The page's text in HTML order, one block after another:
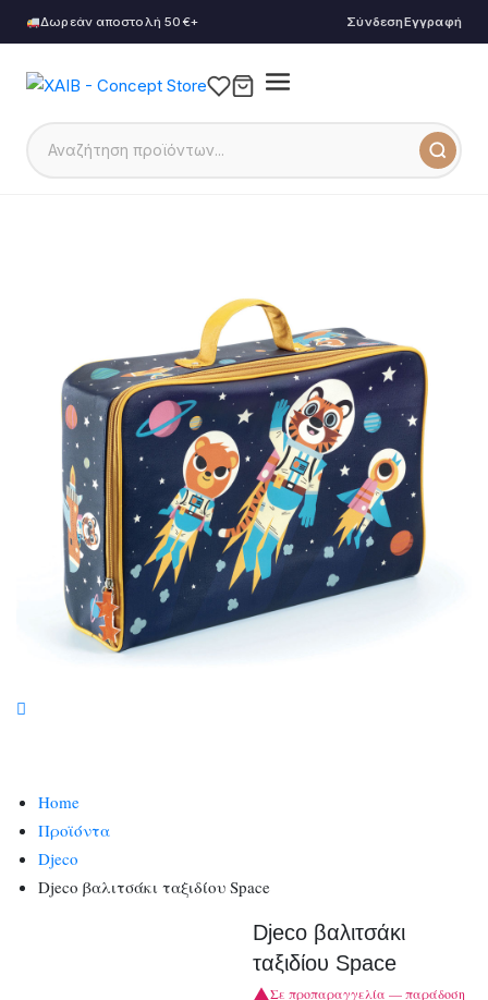
Δωρεάν αποστολή 50€+ ΣύνδεσηΕγγραφή
Home
Προϊόντα
Djeco
Djeco βαλιτσάκι ταξιδίου Space
Djeco βαλιτσάκι
ταξιδίου Space
Σε προπαραγγελία — παράδοση